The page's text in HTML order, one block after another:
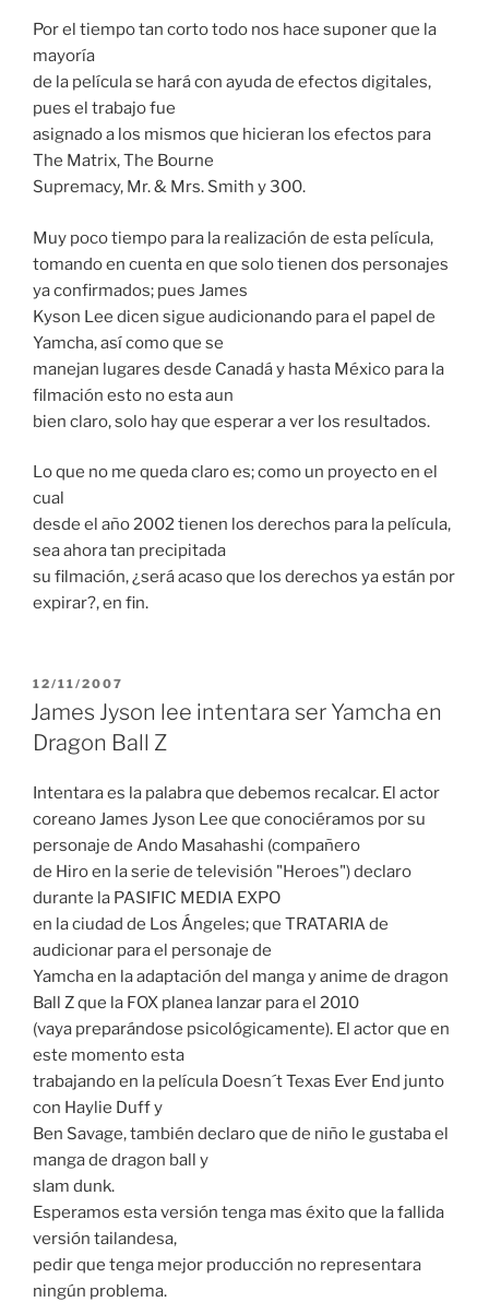
Por el tiempo tan corto todo nos hace suponer que la
mayoría
de la película se hará con ayuda de efectos digitales,
pues el trabajo fue
asignado a los mismos que hicieran los efectos para
The Matrix, The Bourne
Supremacy, Mr. & Mrs. Smith y 300.
Muy poco tiempo para la realización de esta película,
tomando en cuenta en que solo tienen dos personajes
ya confirmados; pues James
Kyson Lee dicen sigue audicionando para el papel de
Yamcha, así como que se
manejan lugares desde Canadá y hasta México para la
filmación esto no esta aun
bien claro, solo hay que esperar a ver los resultados.
Lo que no me queda claro es; como un proyecto en el
cual
desde el año 2002 tienen los derechos para la película,
sea ahora tan precipitada
su filmación, ¿será acaso que los derechos ya están por
expirar?, en fin.
PUBLICADO
EL
12/11/2007
James Jyson lee intentara ser Yamcha en
Dragon Ball Z
Intentara es la palabra que debemos recalcar. El actor
coreano James Jyson Lee que conociéramos por su
personaje de Ando Masahashi (compañero
de Hiro en la serie de televisión "Heroes") declaro
durante la PASIFIC MEDIA EXPO
en la ciudad de Los Ángeles; que TRATARIA de
audicionar para el personaje de
Yamcha en la adaptación del manga y anime de dragon
Ball Z que la FOX planea lanzar para el 2010
(vaya preparándose psicológicamente). El actor que en
este momento esta
trabajando en la película Doesn´t Texas Ever End junto
con Haylie Duff y
Ben Savage, también declaro que de niño le gustaba el
manga de dragon ball y
slam dunk.
Esperamos esta versión tenga mas éxito que la fallida
versión tailandesa,
pedir que tenga mejor producción no representara
ningún problema.